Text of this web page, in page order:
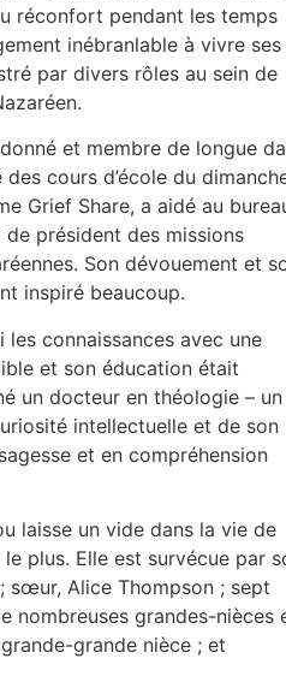
réconfort pendant les temps
inébranlable à vivre ses
par divers rôles au sein de
et membre de longue
cours d’école du
Grief Share, a aidé au
de président des missions
Son dévouement et
inspiré beaucoup.
les connaissances avec une
et son éducation était
un docteur en théologie – un
intellectuelle et de son
et en compréhension
laisse un vide dans la vie de
le plus. Elle est survécue par
sœur, Alice Thompson ; sept
nombreuses grandes-nièces
grande nièce ; et